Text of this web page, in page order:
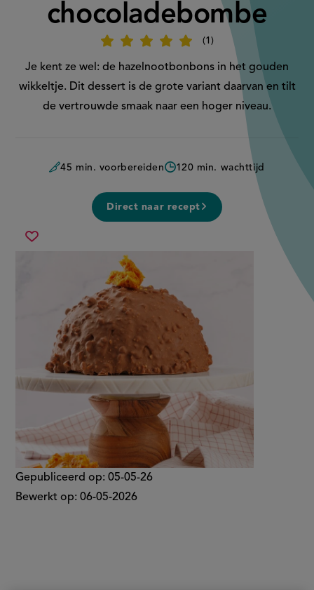
chocoladebombe
1
Beoordeel
'Honeycomb-
chocoladebombe
Je kent ze wel: de hazelnootbonbons in het gouden
wikkeltje. Dit dessert is de grote variant daarvan en tilt
de vertrouwde smaak naar een hoger niveau.
45 min. voorbereiden 120 min. wachttijd
Direct naar recept
Sla
honeycomb-
Gepubliceerd op: 05-05-26
Bewerkt op: 06-05-2026